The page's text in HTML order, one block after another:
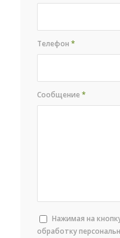
Телефон*
Сообщение*
Нажимая на
обработку